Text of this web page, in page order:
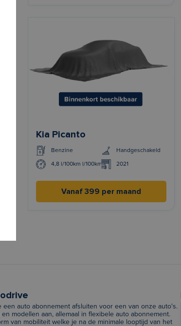
Kia Picanto
Benzine Handgeschakeld
4,8 l/100km l/100km 2021
Vanaf 399 per maand
auto abonnement afsluiten voor een van onze auto's.
modellen aan, allemaal in flexibele auto abonnement.
van mobiliteit welke je na de minimale looptijd van het